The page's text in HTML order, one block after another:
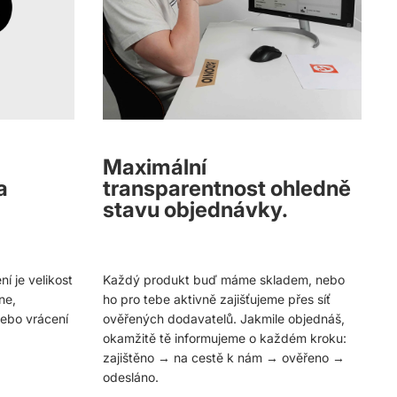
je velikost
vrácení
Maximální
transparentnost ohledně
stavu objednávky.
Každý produkt buď máme skladem, nebo
ho pro tebe aktivně zajišťujeme přes síť
ověřených dodavatelů. Jakmile objednáš,
okamžitě tě informujeme o každém kroku:
zajištěno → na cestě k nám → ověřeno →
odesláno.